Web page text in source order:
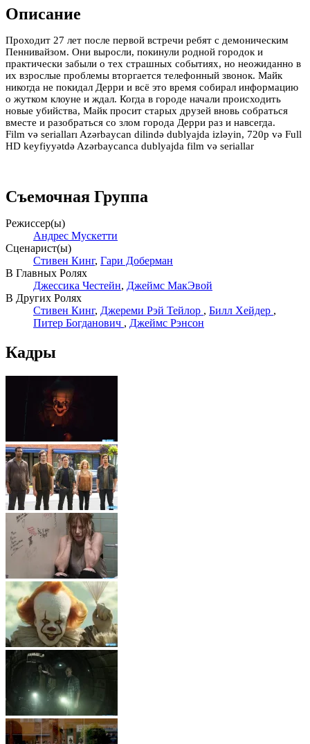
Описание
Проходит 27 лет после первой встречи ребят с демоническим
Пеннивайзом. Они выросли, покинули родной городок и
практически забыли о тех страшных событиях, но неожиданно в
их взрослые проблемы вторгается телефонный звонок. Майк
никогда не покидал Дерри и всё это время собирал информацию
о жутком клоуне и ждал. Когда в городе начали происходить
новые убийства, Майк просит старых друзей вновь собраться
вместе и разобраться со злом города Дерри раз и навсегда.
Film və serialları Azərbaycan dilində dublyajda izləyin, 720p və Full
HD keyfiyyətdə Azərbaycanca dublyajda film və seriallar
Съемочная Группа
Режиссер(ы)
Андрес Мускетти
Сценарист(ы)
Стивен Кинг, Гари Доберман
В Главных Ролях
Джессика Честейн, Джеймс МакЭвой
В Других Ролях
Стивен Кинг, Джереми Рэй Тейлор , Билл Хейдер ,
Питер Богданович , Джеймс Рэнсон
Кадры